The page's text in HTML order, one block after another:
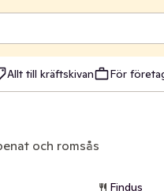
Allt till kräftskivan För
och romsås
Findus